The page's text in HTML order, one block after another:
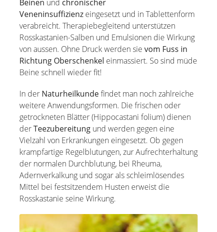
Beinen und chronischer
Veneninsuffizienz eingesetzt und in Tablettenform
verabreicht. Therapiebegleitend unterstützen
Rosskastanien-Salben und Emulsionen die Wirkung
von aussen. Ohne Druck werden sie vom Fuss in
Richtung Oberschenkel einmassiert. So sind müde
Beine schnell wieder fit!
In der Naturheilkundefindet man noch zahlreiche
weitere Anwendungsformen. Die frischen oder
getrockneten Blätter (Hippocastani folium) dienen
derTeezubereitung und werden gegen eine
Vielzahl von Erkrankungen eingesetzt. Ob gegen
krampfartige Regelblutungen, zur Aufrechterhaltung
der normalen Durchblutung, bei Rheuma,
Adernverkalkung und sogar als schleimlösendes
Mittel bei festsitzendem Husten erweist die
Rosskastanie seine Wirkung.